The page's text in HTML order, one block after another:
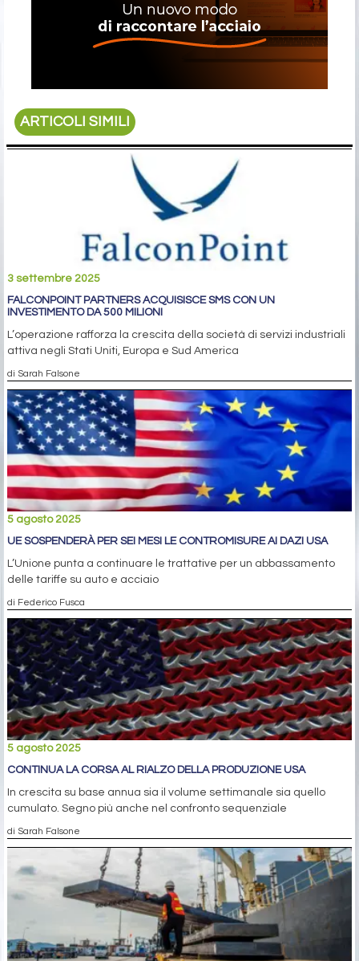
ARTICOLI SIMILI
3 settembre 2025
FALCONPOINT PARTNERS ACQUISISCE SMS CON UN
INVESTIMENTO DA 500 MILIONI
L’operazione rafforza la crescita della società di servizi industriali
attiva negli Stati Uniti, Europa e Sud America
di Sarah Falsone
5 agosto 2025
UE SOSPENDERÀ PER SEI MESI LE CONTROMISURE AI DAZI USA
L’Unione punta a continuare le trattative per un abbassamento
delle tariffe su auto e acciaio
di Federico Fusca
5 agosto 2025
CONTINUA LA CORSA AL RIALZO DELLA PRODUZIONE USA
In crescita su base annua sia il volume settimanale sia quello
cumulato. Segno più anche nel confronto sequenziale
di Sarah Falsone